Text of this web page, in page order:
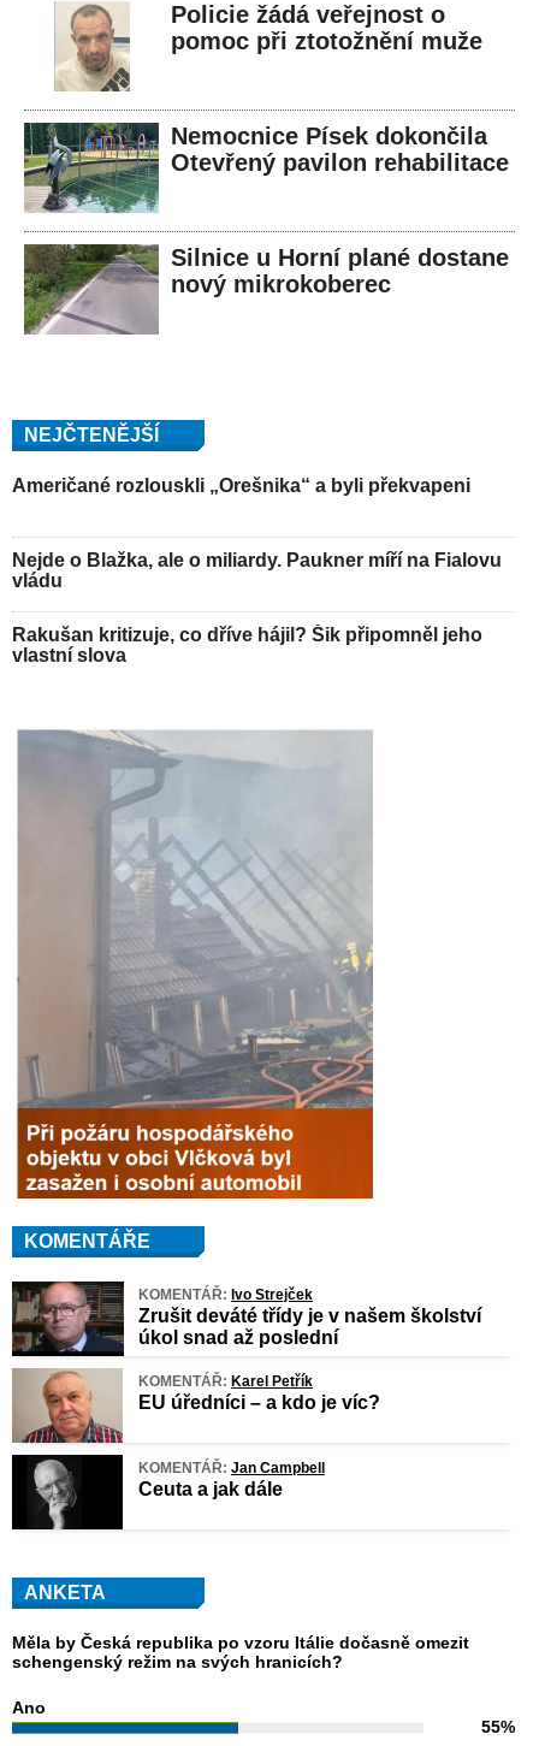
Policie žádá veřejnost o
pomoc při ztotožnění muže
Nemocnice Písek dokončila
Otevřený pavilon rehabilitace
Silnice u Horní plané dostane
nový mikrokoberec
NEJČTENĚJŠÍ
Američané rozlouskli „Orešnika“ a byli překvapeni
Nejde o Blažka, ale o miliardy. Paukner míří na Fialovu
vládu
Rakušan kritizuje, co dříve hájil? Šik připomněl jeho
vlastní slova
KOMENTÁŘE
KOMENTÁŘ: Ivo Strejček
Zrušit deváté třídy je v našem školství
úkol snad až poslední
KOMENTÁŘ: Karel Petřík
EU úředníci – a kdo je víc?
KOMENTÁŘ: Jan Campbell
Ceuta a jak dále
ANKETA
Měla by Česká republika po vzoru Itálie dočasně omezit
schengenský režim na svých hranicích?
Ano
55%